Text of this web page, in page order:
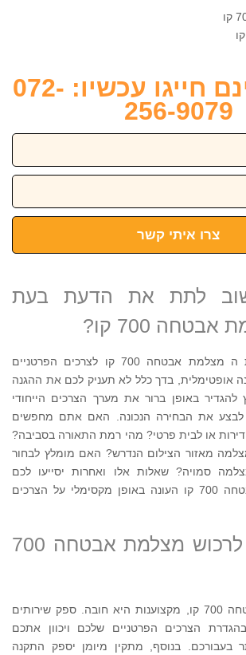
לייעוץ חינם חייגו עכשיו: 072-
256-9079
צרו איתי קשר
לתת את הדעת בעת
700 קו?
ראשית, התאימו את ה מצלמת אבטחה 700 קו לצרכים הפרטניים
אופטימלית, בדך כלל לא תעניק לכם את ההגנה
באופן ברור את מערך הצרכים הייחודי
את הבחירה הנכונה. האם אתם מחפשים
או לבית פרטי? מהי רמת התאורה בסביבה?
מאזור הצילום הנדרש? האם מומלץ לבחור
סמויה? שאלות אלו ואחרות יסייעו לכם
במציאת מצלמת אבטחה 700 קו העונה באופן מקסימלי על הצרכים
היכן מומלץ לרכוש מצלמת אבטחה 700
ברכישת מצלמת אבטחה 700 קו, מקצוענות היא חובה. ספק שירותים
הצרכים הפרטניים שלכם ויכוון אתכם
בעבורכם. בנוסף, מתקין מיומן יספק התקנה